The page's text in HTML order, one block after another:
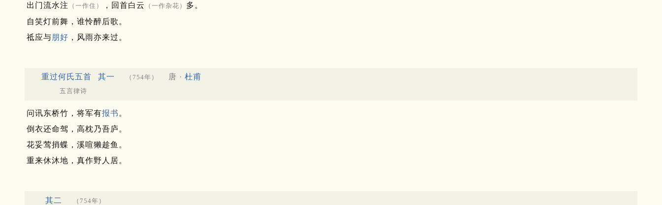
出门流水注
（一作住） ，回首白云 （一作杂花） 多。
自笑灯前舞，谁怜醉后歌。
祗应与朋好 ，风雨亦来过。
重过何氏五首 其一 （754年） 唐 · 杜甫
五言律诗
问讯东桥竹，将军有报书 。
倒衣还命驾，高枕乃吾庐。
花妥莺捎蝶，溪喧獭趁鱼。
重来休沐地，真作野人居。
其二 （754年）